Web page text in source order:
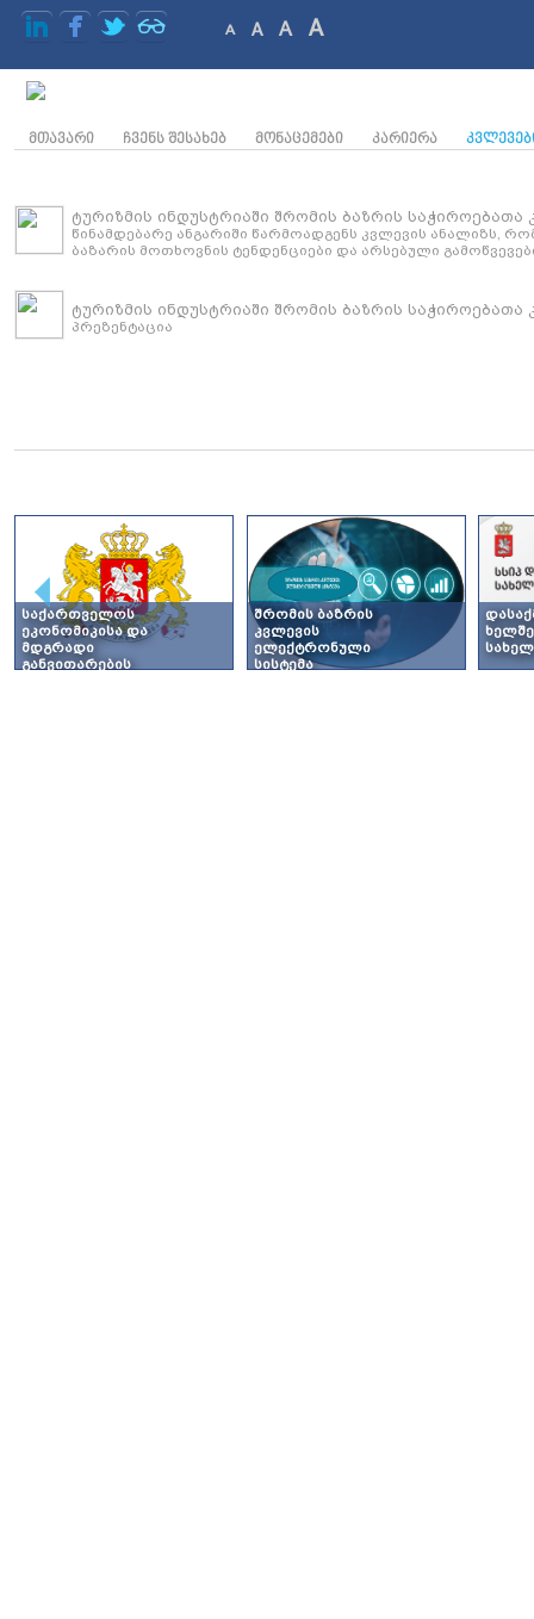
A A A A
ᲛᲗᲐᲕᲐᲠᲘ ᲩᲕᲔᲜᲡ ᲨᲔᲡᲐᲮᲔᲑ ᲛᲝᲜᲐᲪᲔᲛᲔᲑᲘ ᲙᲐᲠᲘᲔᲠᲐ
ტურიზმის ინდუსტრიაში შრომის ბაზრის საჭიროებათა
წინამდებარე ანგარიში წარმოადგენს კვლევის ანალიზს,
ბაზარის მოთხოვნის ტენდენციები და არსებული
ტურიზმის ინდუსტრიაში შრომის ბაზრის საჭიროებათა
პრეზენტაცია
ᲡᲐᲥᲐᲠᲗᲕᲔᲚᲝᲡ
ᲔᲙᲝᲜᲝᲛᲘᲙᲘᲡᲐ ᲓᲐ
ᲛᲓᲒᲠᲐᲓᲘ
ᲒᲐᲜᲕᲘᲗᲐᲠᲔᲑᲘᲡ
ᲨᲠᲝᲛᲘᲡ ᲑᲐᲖᲠᲘᲡ
ᲙᲕᲚᲔᲕᲘᲡ
ᲔᲚᲔᲥᲢᲠᲝᲜᲣᲚᲘ
ᲡᲘᲡᲢᲔᲛᲐ